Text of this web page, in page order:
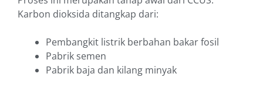
Karbon dioksida ditangkap dari:
Pembangkit listrik berbahan bakar fosil
Pabrik semen
Pabrik baja dan kilang minyak